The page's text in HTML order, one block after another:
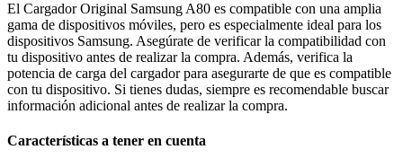
El Cargador Original Samsung A80 es compatible con una amplia
gama de dispositivos móviles, pero es especialmente ideal para los
dispositivos Samsung. Asegúrate de verificar la compatibilidad con
tu dispositivo antes de realizar la compra. Además, verifica la
potencia de carga del cargador para asegurarte de que es compatible
con tu dispositivo. Si tienes dudas, siempre es recomendable buscar
información adicional antes de realizar la compra.
Características a tener en cuenta